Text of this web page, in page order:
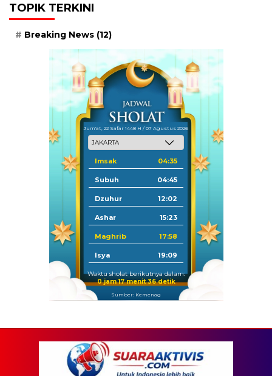
TOPIK TERKINI
Breaking News (12)
Jum'at, 22 Safar 1448 H / 07 Agustus 2026
Imsak 04:35
Subuh 04:45
Dzuhur 12:02
Ashar 15:23
Maghrib 17:58
Isya 19:09
Waktu sholat berikutnya dalam:
0 jam 17 menit 34 detik
Sumber: Kemenag